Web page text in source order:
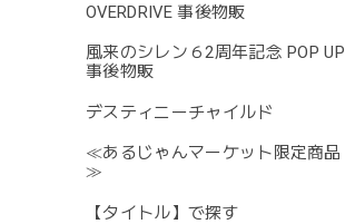
OVERDRIVE 事後物販
風来のシレン６2周年記念 POP UP
事後物販
デスティニーチャイルド
≪あるじゃんマーケット限定商品
≫
【タイトル】で探す